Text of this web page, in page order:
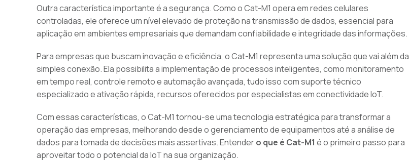
Outra característica importante é a segurança. Como o Cat-M1 opera em redes celulares
controladas, ele oferece um nível elevado de proteção na transmissão de dados, essencial para
aplicação em ambientes empresariais que demandam confiabilidade e integridade das informações.
Para empresas que buscam inovação e eficiência, o Cat-M1 representa uma solução que vai além da
simples conexão. Ela possibilita a implementação de processos inteligentes, como monitoramento
em tempo real, controle remoto e automação avançada, tudo isso com suporte técnico
especializado e ativação rápida, recursos oferecidos por especialistas em conectividade IoT.
Com essas características, o Cat-M1 tornou-se uma tecnologia estratégica para transformar a
operação das empresas, melhorando desde o gerenciamento de equipamentos até a análise de
dados para tomada de decisões mais assertivas. Entendero que é Cat-M1 é o primeiro passo para
aproveitar todo o potencial da IoT na sua organização.